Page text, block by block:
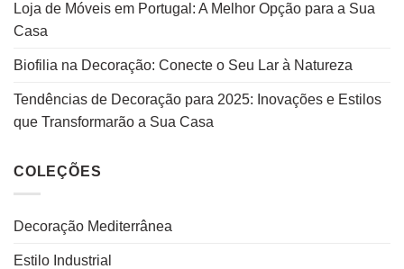
Loja de Móveis em Portugal: A Melhor Opção para a Sua
Casa
Biofilia na Decoração: Conecte o Seu Lar à Natureza
Tendências de Decoração para 2025: Inovações e Estilos
que Transformarão a Sua Casa
COLEÇÕES
Decoração Mediterrânea
Estilo Industrial